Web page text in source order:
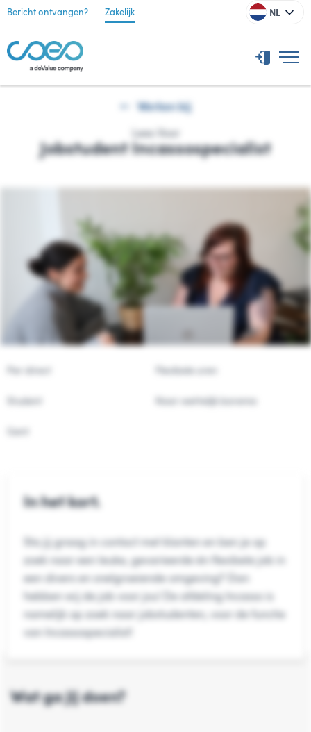
Bericht ontvangen? Zakelijk NL
Werken bij
Lees Voor
Jobstudent Incassospecialist
Flexibele uren
Student Naar wettelijk barema
Gent
In het kort.
Sta jij graag in contact met klanten en ben je op
zoek naar een leuke, gevarieerde én flexibele job in
een divers en snelgroeiende omgeving? Dan
hebben wij de job voor jou! De afdeling Incasso is
namelijk op zoek naar jobstudenten, voor de functie
van Incassospecialist!
Wat ga jij doen?